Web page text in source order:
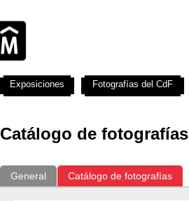
Catálogo de fotografías
General Catálogo de fotografías
Exposiciones Fotografías del CdF